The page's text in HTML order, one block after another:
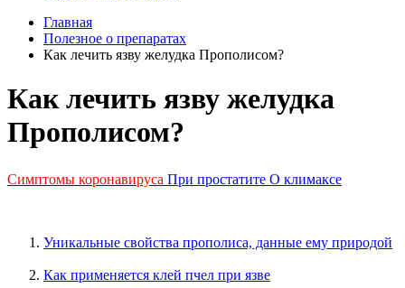
Главная
Полезное о препаратах
Как лечить язву желудка Прополисом?
Как лечить язву желудка
Прополисом?
Симптомы коронавируса При простатите О климаксе
Уникальные свойства прополиса, данные ему природой
Как применяется клей пчел при язве